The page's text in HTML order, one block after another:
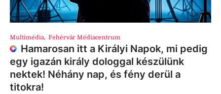
Multimédia, Fehérvár Médiacentrum
Hamarosan itt a Királyi Napok, mi pedig
egy igazán király dologgal készülünk
nektek! Néhány nap, és fény derül a
titokra!